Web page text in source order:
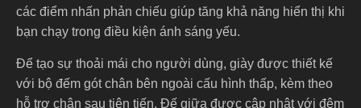
các điểm nhấn phản chiếu giúp tăng khả năng hiển thị khi
bạn chạy trong điều kiện ánh sáng yếu.
Để tạo sự thoải mái cho người dùng, giày được thiết kế
với bộ đếm gót chân bên ngoài cấu hình thấp, kèm theo
hỗ trợ chân sau tiên tiến. Đế giữa được cập nhật với đệm